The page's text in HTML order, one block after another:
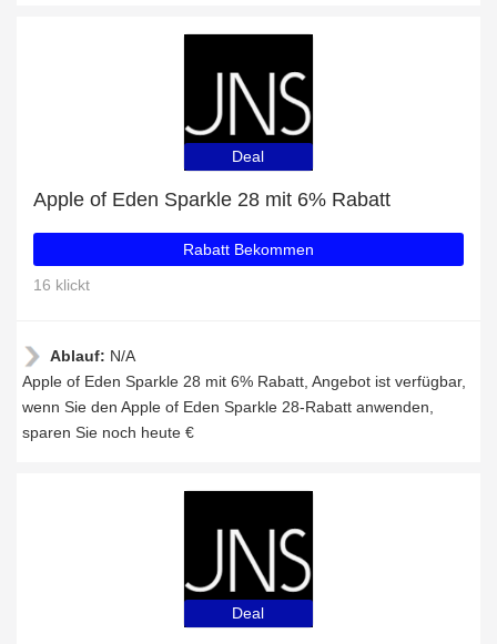
Deal
Apple of Eden Sparkle 28 mit 6% Rabatt
Rabatt Bekommen
16 klickt
Ablauf: N/A
Apple of Eden Sparkle 28 mit 6% Rabatt, Angebot ist verfügbar,
wenn Sie den Apple of Eden Sparkle 28-Rabatt anwenden,
sparen Sie noch heute €
Deal